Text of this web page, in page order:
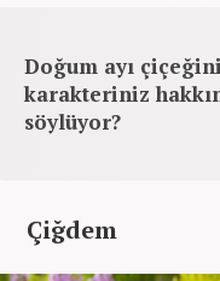
Doğum ayı
karakteriniz
söylüyor?
Çiğdem